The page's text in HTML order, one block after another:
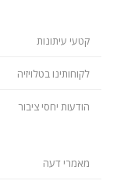
קטעי עיתונות
לקוחותינו בטלויזיה
הודעות יחסי ציבור
מאמרי דעה